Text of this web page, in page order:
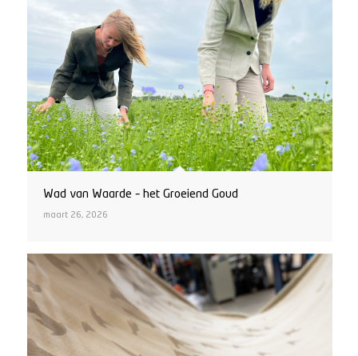
Wad van Waarde – het Groeiend Goud
maart 26, 2026